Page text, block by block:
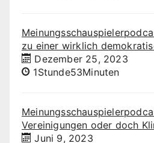
zu einer wirklich
Dezember 25, 2023
1Stunde53Minuten
Vereinigungen oder doch
Juni 9, 2023